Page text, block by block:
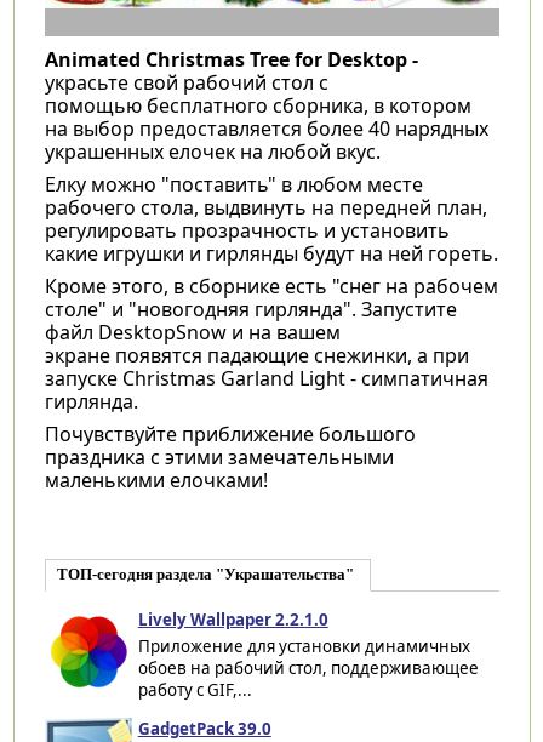
Animated Christmas Tree for Desktop -
украсьте свой рабочий стол с
помощью бесплатного сборника, в котором
на выбор предоставляется более 40 нарядных
украшенных елочек на любой вкус.
Елку можно "поставить" в любом месте
рабочего стола, выдвинуть на передней план,
регулировать прозрачность и установить
какие игрушки и гирлянды будут на ней гореть.
Кроме этого, в сборнике есть "снег на рабочем
столе" и "новогодняя гирлянда". Запустите
файл DesktopSnow и на вашем
экране появятся падающие снежинки, а при
запуске Christmas Garland Light - симпатичная
гирлянда.
Почувствуйте приближение большого
праздника с этими замечательными
маленькими елочками!
ТОП-сегодня раздела "Украшательства"
Lively Wallpaper 2.2.1.0
Приложение для установки динамичных
обоев на рабочий стол, поддерживающее
работу с GIF,...
GadgetPack 39.0